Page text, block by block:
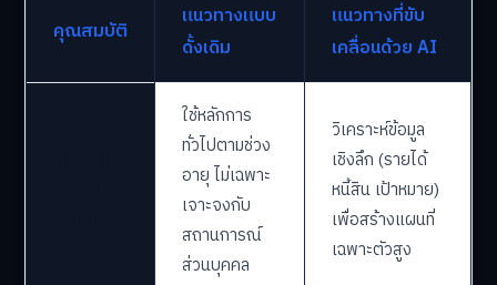
คุณสมบัติ
แนวทางแบบ
ดั้งเดิม
แนวทางที่ขับ
เคลื่อนด้วย AI
ใช้หลักการ
ทั่วไปตามช่วง
อายุ ไม่เฉพาะ
เจาะจงกับ
สถานการณ์
ส่วนบุคคล
วิเคราะห์ข้อมูล
เชิงลึก (รายได้
หนี้สิน เป้าหมาย)
เพื่อสร้างแผนที่
เฉพาะตัวสูง